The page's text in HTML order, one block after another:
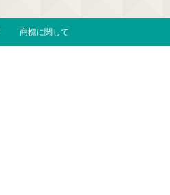
商標に関して